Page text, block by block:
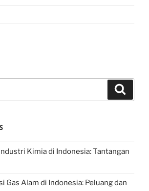
Kimia di Indonesia: Tantangan
Gas Alam di Indonesia: Peluang dan